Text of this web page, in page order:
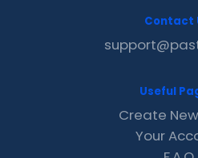
Contact
Useful
Create
Your